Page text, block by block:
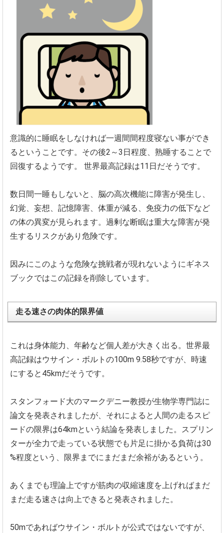
意識的に睡眠をしなければ一週間間程度寝ない事ができ
るというこ とです。その後2～3日程度、熟睡することで
回復するようです。
世界最高記録は11日だそうです。
数日間一睡もしないと、脳の高次機能に障害が発生し、
幻覚、 妄想、記憶障害、体重が減る、 免疫力の低下など
の体の異変が見られます。 過剰な断眠は重大な障害が発
生するリスクがあり危険です。
因みにこのような危険な挑戦者が現れないようにギネス
ブックではこの記録を削除しています。
走る速さの肉体的限界値
これは身体能力、年齢など個人差が大きく出る。 世界最
高記録はウサイン・ボルトの100m 9.58秒ですが、時速
にすると45kmだそうです。
スタンフォード大のマークデニー教授が生物学専門誌に
論文を発表されましたが、 それによると人間の走るスピ
ードの限界は64kmという結論を発表しました。 スプリン
ターが全力で走っている状態でも片足に掛かる負荷は30
%程度という、限界までにまだまだ余裕があるという。
あくまでも理論上ですが筋肉の収縮速度を上げればまだ
まだ走る速さは向上できると発表されました。
50mであればウサイン・ボルトが公式ではないですが、